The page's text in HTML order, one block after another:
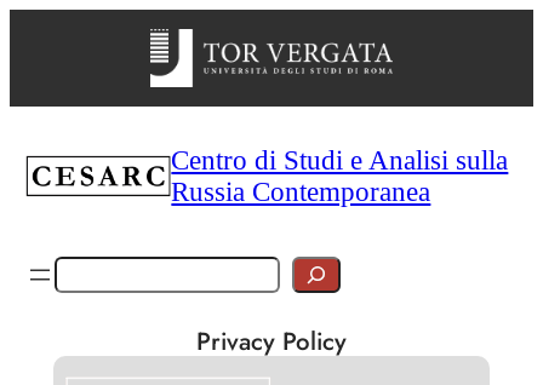
Centro di Studi e Analisi sulla
Russia Contemporanea
Cerca
Privacy Policy